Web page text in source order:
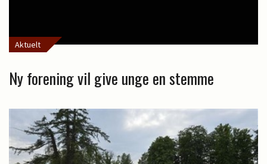
Aktuelt
Ny forening vil give unge en stemme